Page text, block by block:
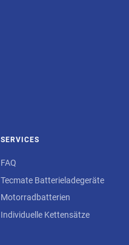
SERVICES
FAQ
Tecmate Batterieladegeräte
Motorradbatterien
Individuelle Kettensätze